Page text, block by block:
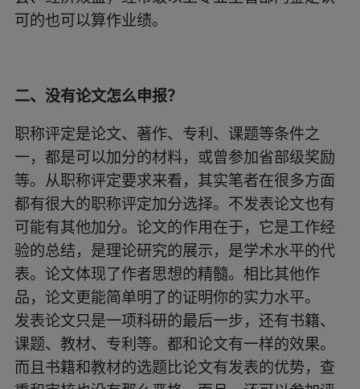
可的也可以算作业绩。
二、没有论文怎么申报？
职称评定是论文、著作、专利、课题等条件之
一，都是可以加分的材料，或曾参加省部级奖励
等。从职称评定要求来看，其实笔者在很多方面
都有很大的职称评定加分选择。不发表论文也有
可能有其他加分。论文的作用在于，它是工作经
验的总结，是理论研究的展示，是学术水平的代
表。论文体现了作者思想的精髓。相比其他作
品，论文更能简单明了的证明你的实力水平。
发表论文只是一项科研的最后一步，还有书籍、
课题、教材、专利等。都和论文有一样的效果。
而且书籍和教材的选题比论文有发表的优势，查